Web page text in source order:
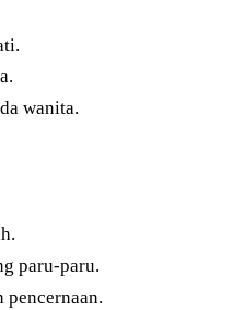
wanita.
paru-paru.
pencernaan.